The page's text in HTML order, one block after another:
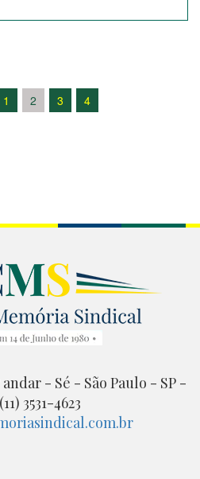
1 2 3 4
andar - Sé - São Paulo - SP -
3531-4623